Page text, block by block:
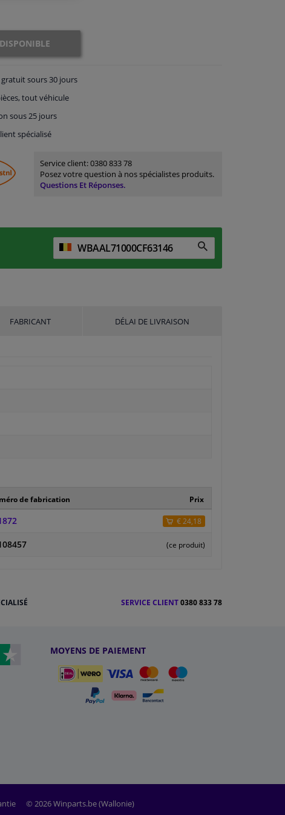
gratuitsours 30 jours
tout véhicule
sous 25 jours
spécialisé
Service client:0380 833 78
Posez votre question à nos spécialistes produits.
Questions Et Réponses.
FABRICANT DÉLAI DE LIVRAISON
de fabrication Prix
€ 24,18
(ce produit)
SERVICE CLIENT0380 833 78
MOYENS DE PAIEMENT
© 2026 Winparts.be (Wallonie)